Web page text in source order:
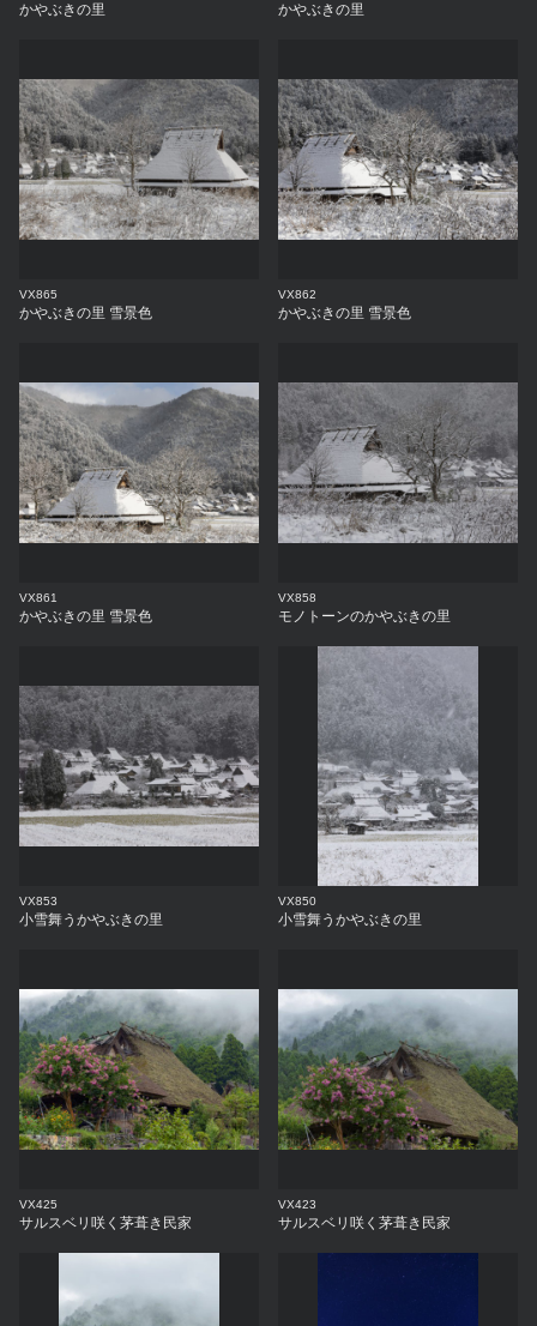
かやぶきの里 かやぶきの里
VX865
かやぶきの里 雪景色
VX862
かやぶきの里 雪景色
VX861
かやぶきの里 雪景色
VX858
モノトーンのかやぶきの里
VX853
小雪舞うかやぶきの里
VX850
小雪舞うかやぶきの里
VX425
サルスベリ咲く茅葺き民家
VX423
サルスベリ咲く茅葺き民家